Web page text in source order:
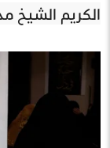
الكريم الشيخ